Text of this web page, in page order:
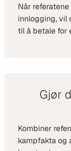
Når
innlogging, vil
til å betale for
Gjør
Kombiner
kampfakta og